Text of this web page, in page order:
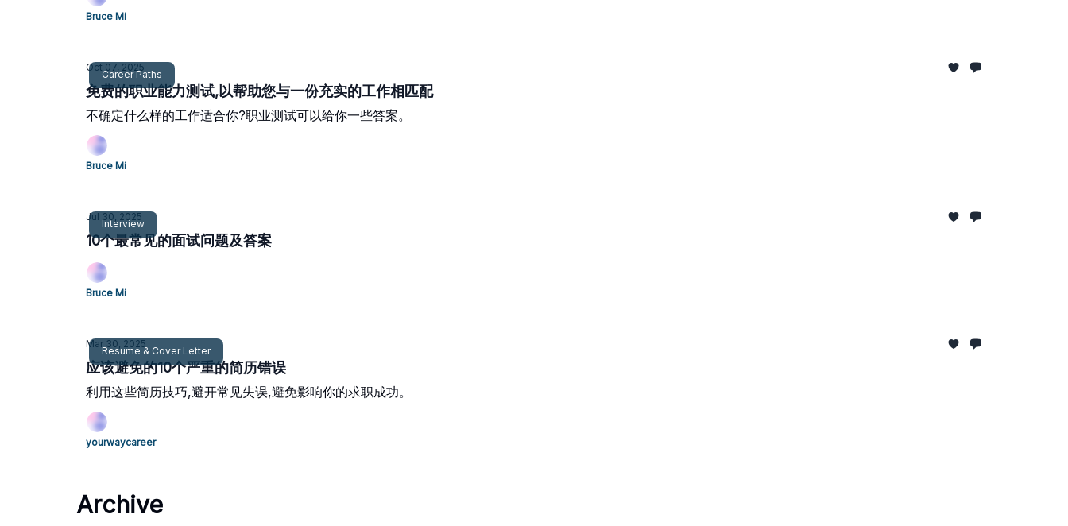
Bruce Mi
Career Paths
Oct 07, 2025
免费的职业能力测试,以帮助您与一份充实的工作相匹配
不确定什么样的工作适合你?职业测试可以给你一些答案。
Bruce Mi
Interview
Jul 30, 2025
10个最常见的面试问题及答案
Bruce Mi
Resume & Cover Letter
Mar 30, 2025
应该避免的10个严重的简历错误
利用这些简历技巧,避开常见失误,避免影响你的求职成功。
yourwaycareer
Archive